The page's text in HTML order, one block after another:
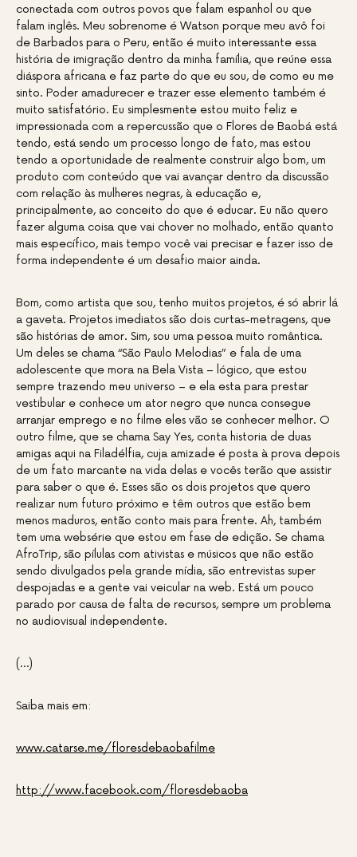
conectada com outros povos que falam espanhol ou que
falam inglês. Meu sobrenome é Watson porque meu avô foi
de Barbados para o Peru, então é muito interessante essa
história de imigração dentro da minha família, que reúne essa
diáspora africana e faz parte do que eu sou, de como eu me
sinto. Poder amadurecer e trazer esse elemento também é
muito satisfatório. Eu simplesmente estou muito feliz e
impressionada com a repercussão que o Flores de Baobá está
tendo, está sendo um processo longo de fato, mas estou
tendo a oportunidade de realmente construir algo bom, um
produto com conteúdo que vai avançar dentro da discussão
com relação às mulheres negras, à educação e,
principalmente, ao conceito do que é educar. Eu não quero
fazer alguma coisa que vai chover no molhado, então quanto
mais específico, mais tempo você vai precisar e fazer isso de
forma independente é um desafio maior ainda.
Bom, como artista que sou, tenho muitos projetos, é só abrir lá
a gaveta. Projetos imediatos são dois curtas-metragens, que
são histórias de amor. Sim, sou uma pessoa muito romântica.
Um deles se chama “São Paulo Melodias” e fala de uma
adolescente que mora na Bela Vista – lógico, que estou
sempre trazendo meu universo – e ela esta para prestar
vestibular e conhece um ator negro que nunca consegue
arranjar emprego e no filme eles vão se conhecer melhor. O
outro filme, que se chama Say Yes, conta historia de duas
amigas aqui na Filadélfia, cuja amizade é posta à prova depois
de um fato marcante na vida delas e vocês terão que assistir
para saber o que é. Esses são os dois projetos que quero
realizar num futuro próximo e têm outros que estão bem
menos maduros, então conto mais para frente. Ah, também
tem uma websérie que estou em fase de edição. Se chama
AfroTrip, são pílulas com ativistas e músicos que não estão
sendo divulgados pela grande mídia, são entrevistas super
despojadas e a gente vai veicular na web. Está um pouco
parado por causa de falta de recursos, sempre um problema
no audiovisual independente.
(…)
Saiba mais em:
www.catarse.me/floresdebaobafilme
http://www.facebook.com/floresdebaoba